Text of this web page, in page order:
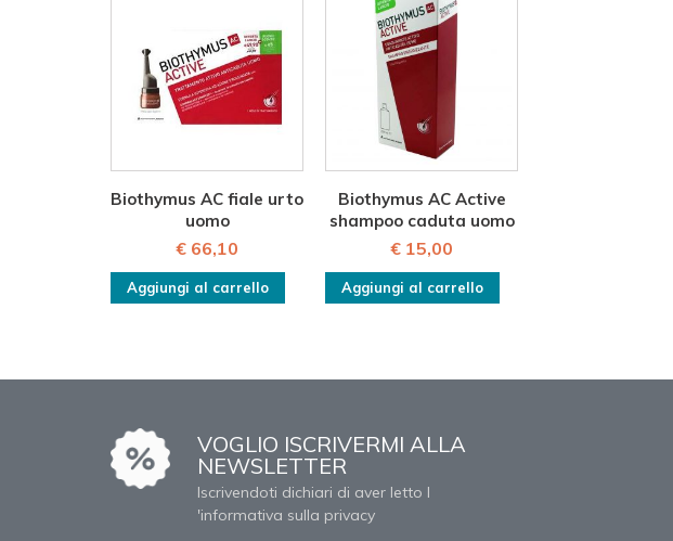
Biothymus AC fiale urto
uomo
€ 66,10
Aggiungi al carrello
Biothymus AC Active
shampoo caduta uomo
€ 15,00
Aggiungi al carrello
VOGLIO ISCRIVERMI ALLA
NEWSLETTER
Iscrivendoti dichiari di aver letto l
'informativa sulla privacy